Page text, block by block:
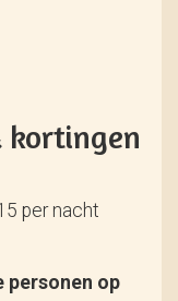
kortingen
per nacht
personen op